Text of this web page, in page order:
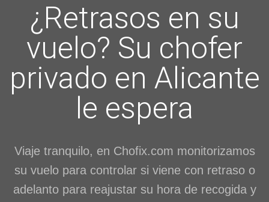
¿Retrasos en su
vuelo? Su chofer
privado en Alicante
le espera
Viaje tranquilo, en Chofix.com monitorizamos
su vuelo para controlar si viene con retraso o
adelanto para reajustar su hora de recogida y